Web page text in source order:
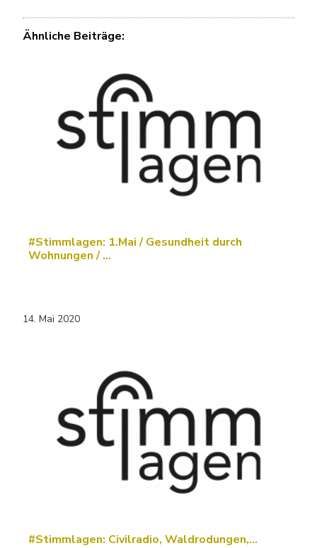
Ähnliche Beiträge:
#Stimmlagen: 1.Mai / Gesundheit durch
Wohnungen / ...
14. Mai 2020
#Stimmlagen: Civilradio, Waldrodungen,…